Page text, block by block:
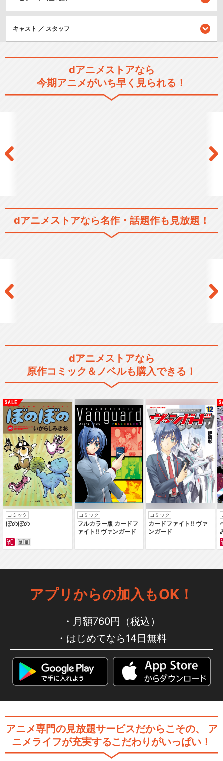
恋愛/ラブコメ
シリーズ／関連のアニメ作品
フルーツバスケット 1st seas
on
舞台「フルーツバスケット 2n
d season」
舞台「フルーツバスケット Th
e Final」
閉じる
キャスト ／ スタッフ
dアニメストアなら
今期アニメがいち早く見られる！
dアニメストアなら名作・話題作も見放題！
dアニメストアなら
原作コミック＆ノベルも購入できる！
コミック
ぼのぼの
コミック
フルカラー版 カードフ
ァイト‼ ヴァンガード
コミック
カードファイト‼ ヴァ
ンガード
アプリからの加入もOK！
月額760円（税込）
はじめてなら14日無料
アニメ専門の見放題サービスだからこその、
ア
ニメライフが充実するこだわりがいっぱい！